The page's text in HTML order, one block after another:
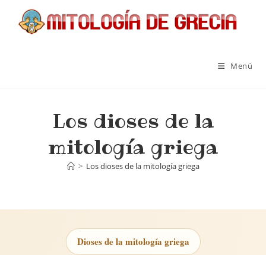
Menú
Los dioses de la
mitología griega
> Los dioses de la mitología griega
Dioses de la mitología griega